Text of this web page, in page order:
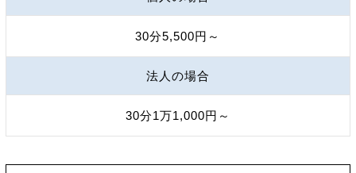
30分5,500円～
法人の場合
30分1万1,000円～